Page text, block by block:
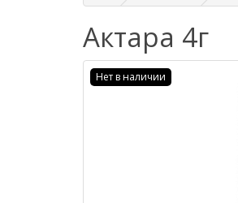
Актара 4г
Нет в наличии